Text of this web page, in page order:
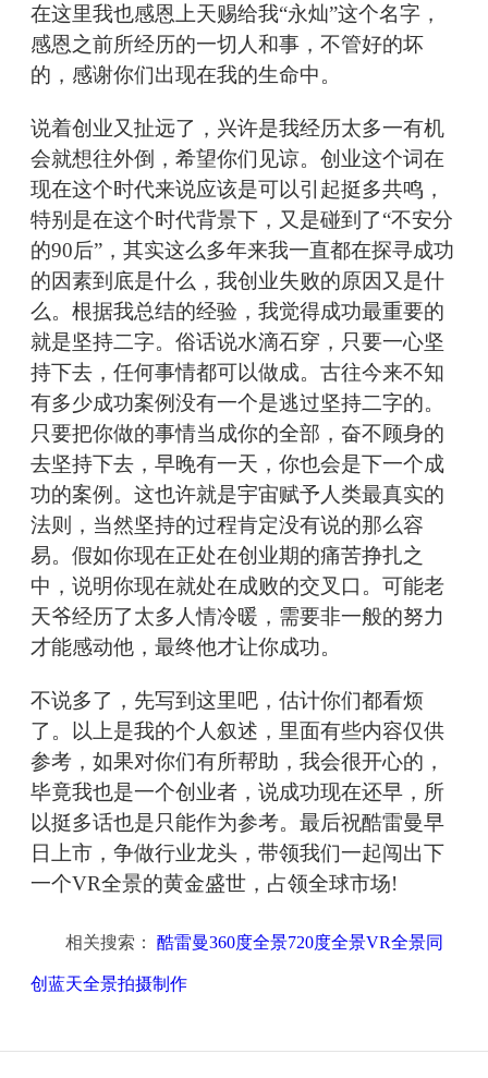
在这里我也感恩上天赐给我“永灿”这个名字，
感恩之前所经历的一切人和事，不管好的坏
的，感谢你们出现在我的生命中。
说着创业又扯远了，兴许是我经历太多一有机
会就想往外倒，希望你们见谅。创业这个词在
现在这个时代来说应该是可以引起挺多共鸣，
特别是在这个时代背景下，又是碰到了“不安分
的90后”，其实这么多年来我一直都在探寻成功
的因素到底是什么，我创业失败的原因又是什
么。根据我总结的经验，我觉得成功最重要的
就是坚持二字。俗话说水滴石穿，只要一心坚
持下去，任何事情都可以做成。古往今来不知
有多少成功案例没有一个是逃过坚持二字的。
只要把你做的事情当成你的全部，奋不顾身的
去坚持下去，早晚有一天，你也会是下一个成
功的案例。这也许就是宇宙赋予人类最真实的
法则，当然坚持的过程肯定没有说的那么容
易。假如你现在正处在创业期的痛苦挣扎之
中，说明你现在就处在成败的交叉口。可能老
天爷经历了太多人情冷暖，需要非一般的努力
才能感动他，最终他才让你成功。
不说多了，先写到这里吧，估计你们都看烦
了。以上是我的个人叙述，里面有些内容仅供
参考，如果对你们有所帮助，我会很开心的，
毕竟我也是一个创业者，说成功现在还早，所
以挺多话也是只能作为参考。最后祝酷雷曼早
日上市，争做行业龙头，带领我们一起闯出下
一个VR全景的黄金盛世，占领全球市场!
相关搜索： 酷雷曼360度全景720度全景VR全景同
创蓝天全景拍摄制作